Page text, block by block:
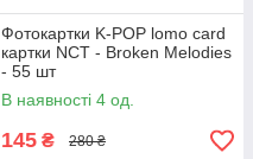
Фотокартки K-POP lomo card
картки NCT - Broken Melodies
- 55 шт
В наявності 4 од.
145 ₴ 280 ₴